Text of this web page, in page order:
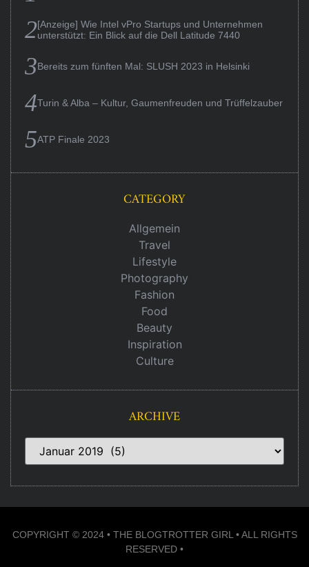
[Anzeige] Wie Intel vPro Startups und Unternehmen
unterstützt: Ein Blick auf die Dell Latitude 7440
Bereits zum fünften Mal: SLUSH 2023 in Helsinki
Turin & Alba – Kultur, Gaumenfreuden und Trüffelzauber
ATP Finale 2023
CATEGORY
Allgemein
Travel
Lifestyle
Photography
Fashion
Food
Beauty
Inspiration
Culture
ARCHIVE
COPYRIGHT © 2024 • THE BLOGTROTTER GIRL • ALL RIGHTS
RESERVED •